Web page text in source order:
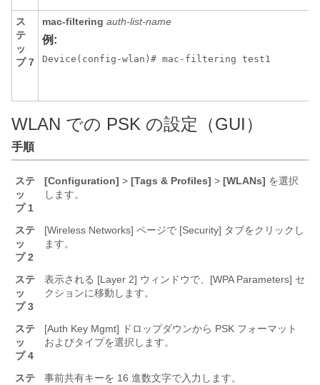
ス
テ
ッ
プ 7
mac-filtering auth-list-name
例:
Device(config-wlan)# mac-filtering test1
WLAN での PSK の設定（GUI）
手順
ステ
ッ
プ 1
[Configuration] > [Tags & Profiles] > [WLANs] を選択
します。
ステ
ッ
プ 2
[Wireless Networks] ページで [Security] タブをクリックし
ます。
ステ
ッ
プ 3
表示される [Layer 2] ウィンドウで、[WPA Parameters] セ
クションに移動します。
ステ
ッ
プ 4
[Auth Key Mgmt]
ドロップダウンから PSK フォーマット
およびタイプを選択します。
ステ
事前共有キーを 16 進数文字で入力します。